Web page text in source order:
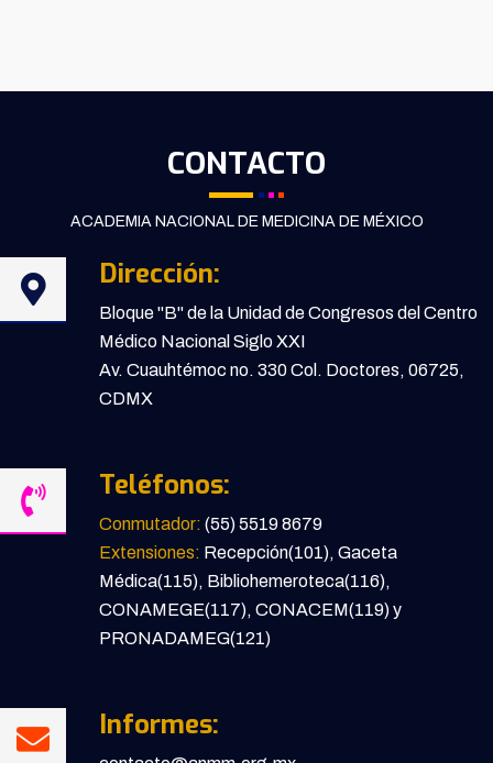
CONTACTO
ACADEMIA NACIONAL DE MEDICINA DE MÉXICO
Dirección:
Bloque "B" de la Unidad de Congresos del Centro
Médico Nacional Siglo XXI
Av. Cuauhtémoc no. 330 Col. Doctores, 06725,
CDMX
Teléfonos:
Conmutador: (55) 5519 8679
Extensiones: Recepción(101), Gaceta
Médica(115), Bibliohemeroteca(116),
CONAMEGE(117), CONACEM(119) y
PRONADAMEG(121)
Informes: